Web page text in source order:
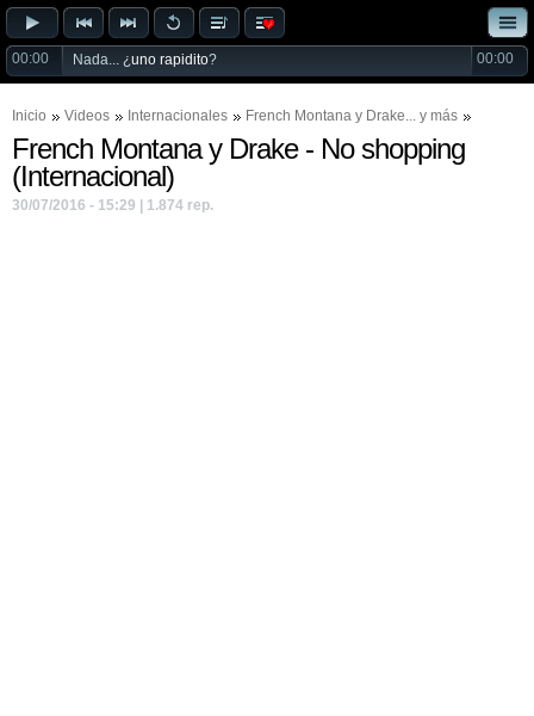
00:00 Nada... ¿uno rapidito? 00:00
Inicio Videos Internacionales French Montana y Drake... y más
French Montana y Drake - No shopping
(Internacional)
30/07/2016 - 15:29 | 1.874 rep.